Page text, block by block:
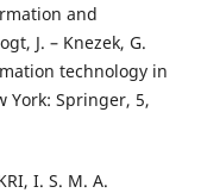
and
J. – Knezek, G.
technology in
York: Springer, 5,
I. S. M. A.